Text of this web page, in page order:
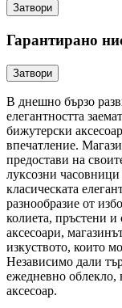
Затвори
Гарантирано
Затвори
В днешно бързо
елегантността
бижутерски
впечатление.
предостави на
луксозни
класическата
разнообразие от
колиета, пръстени
аксесоари,
изкуството, които
Независимо дали
ежедневно облекло,
аксесоар.